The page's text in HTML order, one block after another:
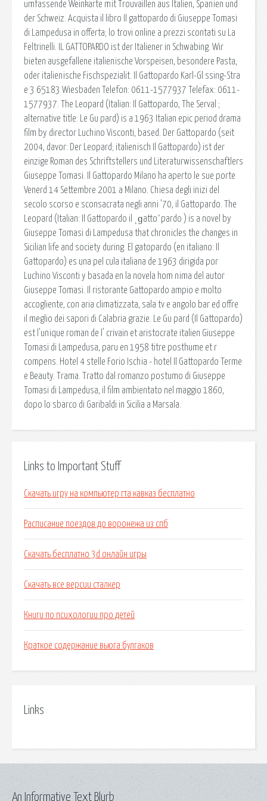
umfassende Weinkarte mit Trouvaillen aus Italien, Spanien und
der Schweiz. Acquista il libro Il gattopardo di Giuseppe Tomasi
di Lampedusa in offerta; lo trovi online a prezzi scontati su La
Feltrinelli. IL GATTOPARDO ist der Italiener in Schwabing. Wir
bieten ausgefallene italienische Vorspeisen, besondere Pasta,
oder italienische Fischspezialit. Il Gattopardo Karl-Gl ssing-Stra
e 3 65183 Wiesbaden Telefon: 0611-1577937 Telefax: 0611-
1577937. The Leopard (Italian: Il Gattopardo, The Serval ;
alternative title: Le Gu pard) is a 1963 Italian epic period drama
film by director Luchino Visconti, based. Der Gattopardo (seit
2004, davor: Der Leopard; italienisch Il Gattopardo) ist der
einzige Roman des Schriftstellers und Literaturwissenschaftlers
Giuseppe Tomasi. Il Gattopardo Milano ha aperto le sue porte
Venerd 14 Settembre 2001 a Milano. Chiesa degli inizi del
secolo scorso e sconsacrata negli anni ’70, il Gattopardo. The
Leopard (Italian: Il Gattopardo il ˌɡattoˈpardo ) is a novel by
Giuseppe Tomasi di Lampedusa that chronicles the changes in
Sicilian life and society during. El gatopardo (en italiano: Il
Gattopardo) es una pel cula italiana de 1963 dirigida por
Luchino Visconti y basada en la novela hom nima del autor
Giuseppe Tomasi. Il ristorante Gattopardo ampio e molto
accogliente, con aria climatizzata, sala tv e angolo bar ed offre
il meglio dei sapori di Calabria grazie. Le Gu pard (Il Gattopardo)
est l'unique roman de l' crivain et aristocrate italien Giuseppe
Tomasi di Lampedusa, paru en 1958 titre posthume et r
compens. Hotel 4 stelle Forio Ischia - hotel Il Gattopardo Terme
e Beauty. Trama. Tratto dal romanzo postumo di Giuseppe
Tomasi di Lampedusa, il film ambientato nel maggio 1860,
dopo lo sbarco di Garibaldi in Sicilia a Marsala.
Links to Important Stuff
Скачать игру на компьютер гта кавказ бесплатно
Расписание поездов до воронежа из спб
Скачать бесплатно 3d онлайн игры
Скачать все версии сталкер
Книги по психологии про детей
Краткое содержание вьюга булгаков
Links
An Informative Text Blurb